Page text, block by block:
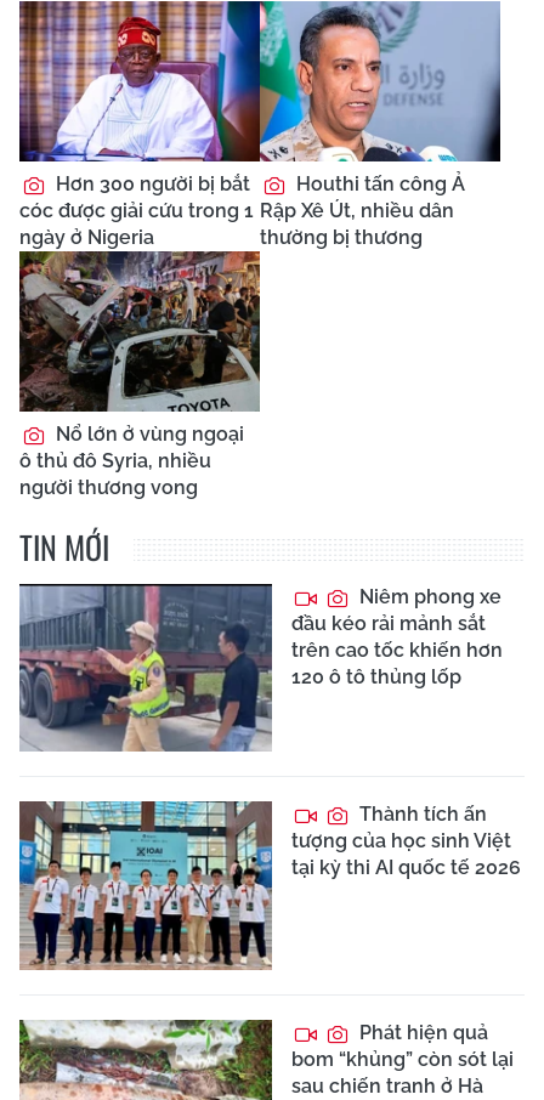
Hơn 300 người bị bắt
cóc được giải cứu trong 1
ngày ở Nigeria
Houthi tấn công Ả
Rập Xê Út, nhiều dân
thường bị thương
Nổ lớn ở vùng ngoại
ô thủ đô Syria, nhiều
người thương vong
TIN MỚI
Niêm phong xe
đầu kéo rải mảnh sắt
trên cao tốc khiến hơn
120 ô tô thủng lốp
Thành tích ấn
tượng của học sinh Việt
tại kỳ thi AI quốc tế 2026
Phát hiện quả
bom “khủng” còn sót lại
sau chiến tranh ở Hà